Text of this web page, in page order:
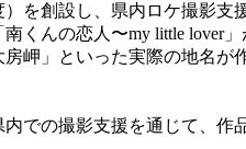
を創設し、県内ロケ撮影支
んの恋人〜my little lover
岬」といった実際の地名
での撮影支援を通じて、